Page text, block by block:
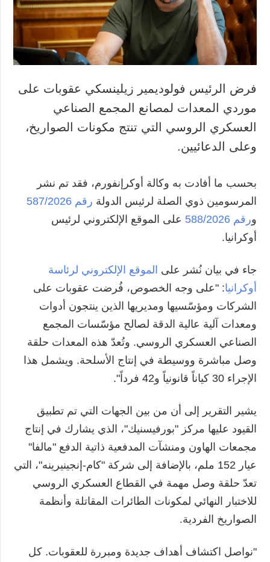
التقارير
مقابلات
الصور
الفيديوهات
الاشتراك
بنك الصور
فرض الرئيس فولوديمير زيلينسكي عقوبات على
موردي المعدات لمصانع المجمع الصناعي
العسكري الروسي التي تنتج مكونات الصواريخ،
وعلى الدعائيين.
بحسب ما أفادت به وكالة أوكرإنفورم، فقد تم نشر
المرسومين ذوي الصلة لرئيس الدولة رقم 587/2026
ورقم 588/2026
على الموقع الإلكتروني لرئيس
أوكرانيا.
جاء في بيان نُشر على الموقع الإلكتروني لرئاسة
أوكرانيا: "على وجه الخصوص، فُرضت عقوبات على
الشركات ومؤسّسيها ومديريها الذين ينتجون أدوات
ومعدات آلية عالية الدقة لصالح مؤسّسات المجمع
الصناعي العسكري الروسي. وتُعدّ هذه المعدات حلقة
وصل مباشرة ووسيطة في إنتاج الأسلحة. ويشمل هذا
الإجراء 30 كياناً قانونياً و42 فرداً".
يشير التقرير إلى أن من بين الجهات التي تم تطبيق
القيود عليها مركز "بورفيسنيك"، الذي يشارك في إنتاج
مجمعات الهاون ومنشآت المدفعية ذاتية الدفع "مالفا"
عيار 152 ملم، بالإضافة إلى شركة "كام-إنجينيرينه"، التي
تعدّ حلقة وصل مهمة في القطاع العسكري الروسي
للاختبار النهائي لمكونات الطائرات المقاتلة وأنظمة
الصواريخ الفردية.
"نواصل اكتشاف أهداف جديدة ومبررة للعقوبات. كل